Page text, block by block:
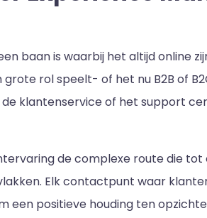
baan is waarbij het altijd online
rol speelt- of het nu B2B of
klantenservice of het support
de complexe route die
Elk contactpunt waar
positieve houding ten